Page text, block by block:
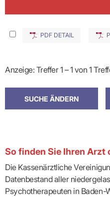
PDF DETAIL
Anzeige: Treffer 1 – 1 von 1
So finden Sie Ihren Arzt
Die Kassenärztliche
Datenbestand aller
Psychotherapeuten in Baden-